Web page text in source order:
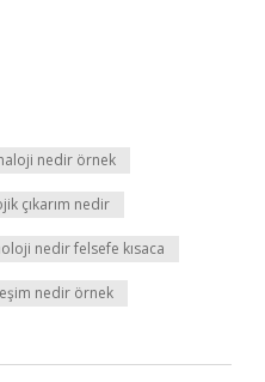
nedir örnek
çıkarım nedir
nedir felsefe kısaca
nedir örnek